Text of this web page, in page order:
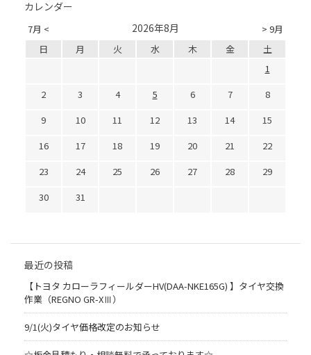
カレンダー
7月 < > 9月
2026年8月
日 月 火 水 木 金
土
1
2
3 4 5 6 7
8
9
10 11 12 13 14
15
16
17 18 19 20 21
22
23
24 25 26 27 28
29
30
31
最近の投稿
【トヨタ カローラフィールダーHV(DAA-NKE165G) 】タイヤ交換
作業（REGNO GR-XⅢ）
9/1(火)タイヤ価格改定のお知らせ